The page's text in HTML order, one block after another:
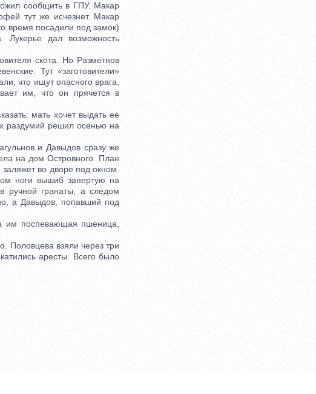
сообщить в ГПУ. Макар
тут же исчезнет. Макар
время посадили под замок)
Лукерье дал возможность
скота. Но Разметнов
Тут «заготовители»
что ищут опасного врага,
им, что он прячется в
мать хочет выдать ее
раздумий решил осенью на
и Давыдов сразу же
на дом Островного. План
во дворе под окном.
ноги вышиб запертую на
ручной гранаты, а следом
а Давыдов, попавший под
им поспевающая пшеница,
Половцева взяли через три
аресты. Всего было